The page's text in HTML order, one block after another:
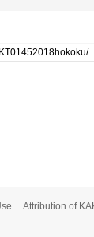
Attribution of